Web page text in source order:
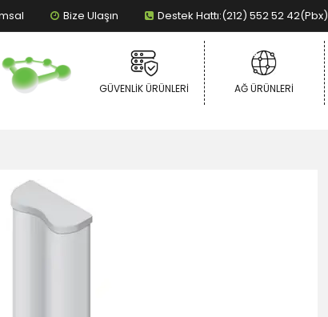
Bize Ulaşın Destek Hattı:(212) 552 52 42(Pbx)
GÜVENLIK ÜRÜNLERI AĞ ÜRÜNLERI